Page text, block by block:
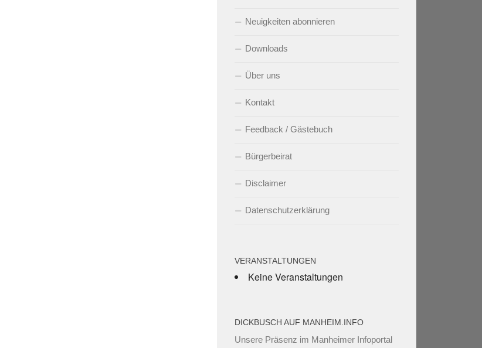
Neuigkeiten abonnieren
Downloads
Über uns
Kontakt
Feedback / Gästebuch
Bürgerbeirat
Disclaimer
Datenschutzerklärung
VERANSTALTUNGEN
Keine Veranstaltungen
DICKBUSCH AUF MANHEIM.INFO
Unsere Präsenz im Manheimer Infoportal